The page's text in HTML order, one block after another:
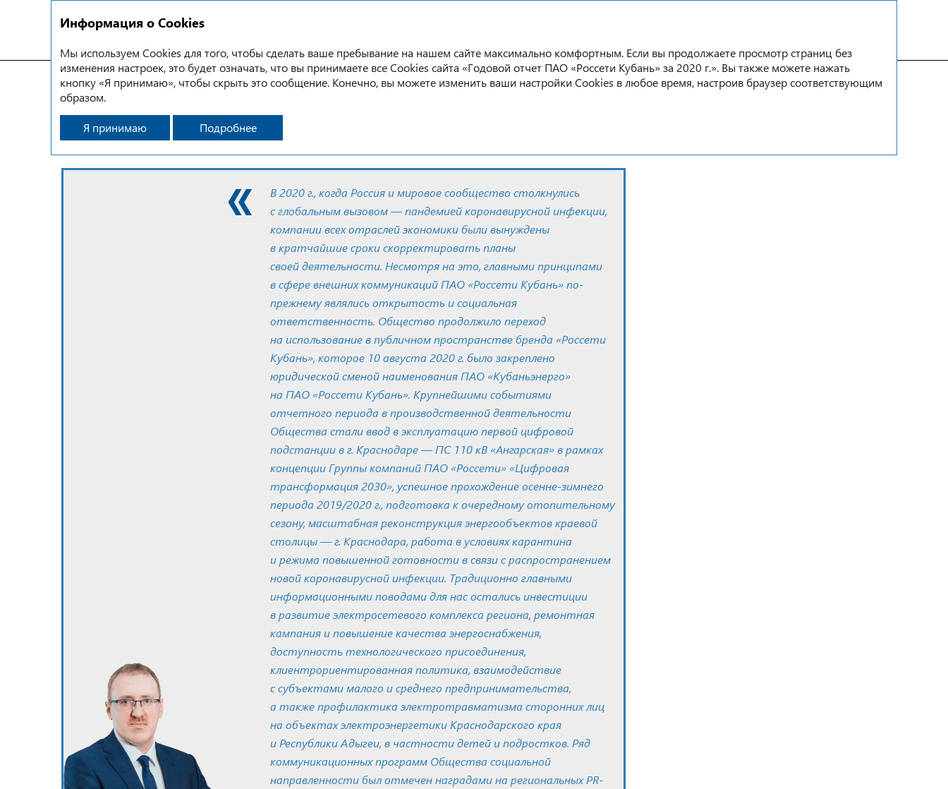
Устойчивое развитие Раскрытие информации
РАСКРЫТИЕ ИНФОРМАЦИИ
В 2020 г., когда Россия и мировое сообщество столкнулись
с глобальным вызовом — пандемией коронавирусной инфекции,
компании всех отраслей экономики были вынуждены
в кратчайшие сроки скорректировать планы
своей деятельности. Несмотря на это, главными принципами
в сфере внешних коммуникаций ПАО «Россети Кубань» по-
прежнему являлись открытость и социальная
ответственность. Общество продолжило переход
на использование в публичном пространстве бренда «Россети
Кубань», которое 10 августа 2020 г. было закреплено
юридической сменой наименования ПАО «Кубаньэнерго»
на ПАО «Россети Кубань». Крупнейшими событиями
отчетного периода в производственной деятельности
Общества стали ввод в эксплуатацию первой цифровой
подстанции в г. Краснодаре — ПС 110 кВ «Ангарская» в рамках
концепции Группы компаний ПАО «Россети» «Цифровая
трансформация 2030», успешное прохождение осенне-зимнего
периода 2019/2020 г., подготовка к очередному отопительному
сезону, масштабная реконструкция энергообъектов краевой
столицы — г. Краснодара, работа в условиях карантина
и режима повышенной готовности в связи с распространением
новой коронавирусной инфекции. Традиционно главными
информационными поводами для нас остались инвестиции
в развитие электросетевого комплекса региона, ремонтная
кампания и повышение качества энергоснабжения,
доступность технологического присоединения,
клиентрориентированная политика, взаимодействие
с субъектами малого и среднего предпринимательства,
а также профилактика электротравматизма сторонних лиц
на объектах электроэнергетики Краснодарского края
и Республики Адыгеи, в частности детей и подростков. Ряд
коммуникационных программ Общества социальной
направленности был отмечен наградами на региональных PR-
Информация о Cookies
Мы используем Cookies для того, чтобы сделать ваше пребывание на нашем сайте максимально комфортным. Если вы продолжаете просмотр страниц без
изменения настроек, это будет означать, что вы принимаете все Cookies сайта «Годовой отчет ПАО «Россети Кубань» за 2020 г.». Вы также можете нажать
кнопку «Я принимаю», чтобы скрыть это сообщение. Конечно, вы можете изменить ваши настройки Cookies в любое время, настроив браузер соответствующим
образом.
Я принимаю Подробнее